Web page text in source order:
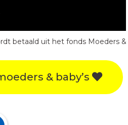
betaald uit het fonds Moeders &
& baby’s